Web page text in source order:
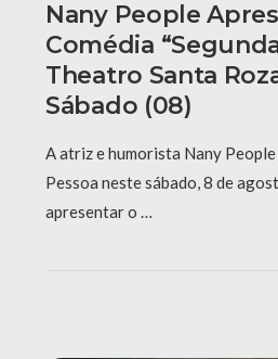
Nany People
Comédia
Theatro Santa
Sábado (08)
A atriz e humorista Nany People
Pessoa neste sábado, 8 de
apresentar o …